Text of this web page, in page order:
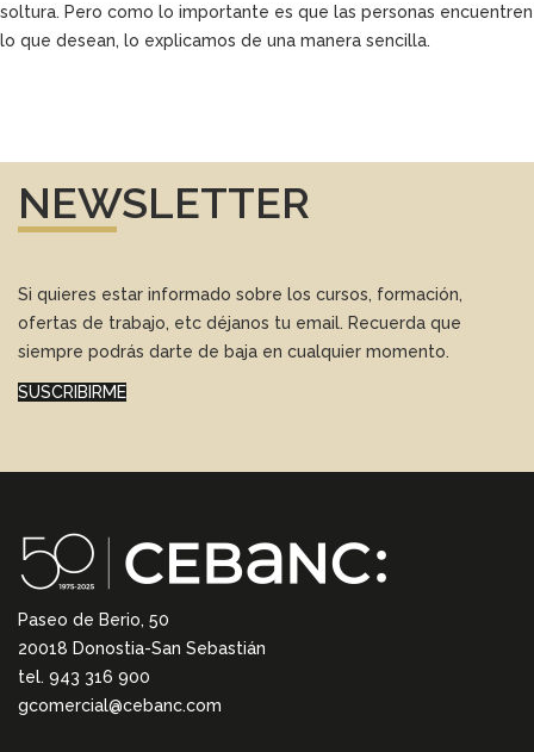
soltura. Pero como lo importante es que las personas encuentren
lo que desean, lo explicamos de una manera sencilla.
NEWSLETTER
Si quieres estar informado sobre los cursos, formación,
ofertas de trabajo, etc déjanos tu email. Recuerda que
siempre podrás darte de baja en cualquier momento.
SUSCRIBIRME
Paseo de Berio, 50
20018 Donostia-San Sebastián
tel. 943 316 900
gcomercial@cebanc.com